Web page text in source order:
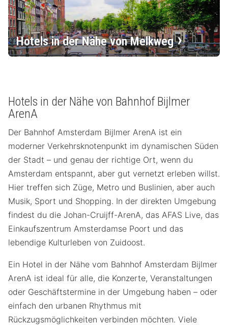
Hotels in der Nähe von Melkweg
Hotels in der Nähe von Bahnhof Bijlmer
ArenA
Der Bahnhof Amsterdam Bijlmer ArenA ist ein
moderner Verkehrsknotenpunkt im dynamischen Süden
der Stadt – und genau der richtige Ort, wenn du
Amsterdam entspannt, aber gut vernetzt erleben willst.
Hier treffen sich Züge, Metro und Buslinien, aber auch
Musik, Sport und Shopping. In der direkten Umgebung
findest du die Johan-Cruijff-ArenA, das AFAS Live, das
Einkaufszentrum Amsterdamse Poort und das
lebendige Kulturleben von Zuidoost.
Ein Hotel in der Nähe vom Bahnhof Amsterdam Bijlmer
ArenA ist ideal für alle, die Konzerte, Veranstaltungen
oder Geschäftstermine in der Umgebung haben – oder
einfach den urbanen Rhythmus mit
Rückzugsmöglichkeiten verbinden möchten. Viele